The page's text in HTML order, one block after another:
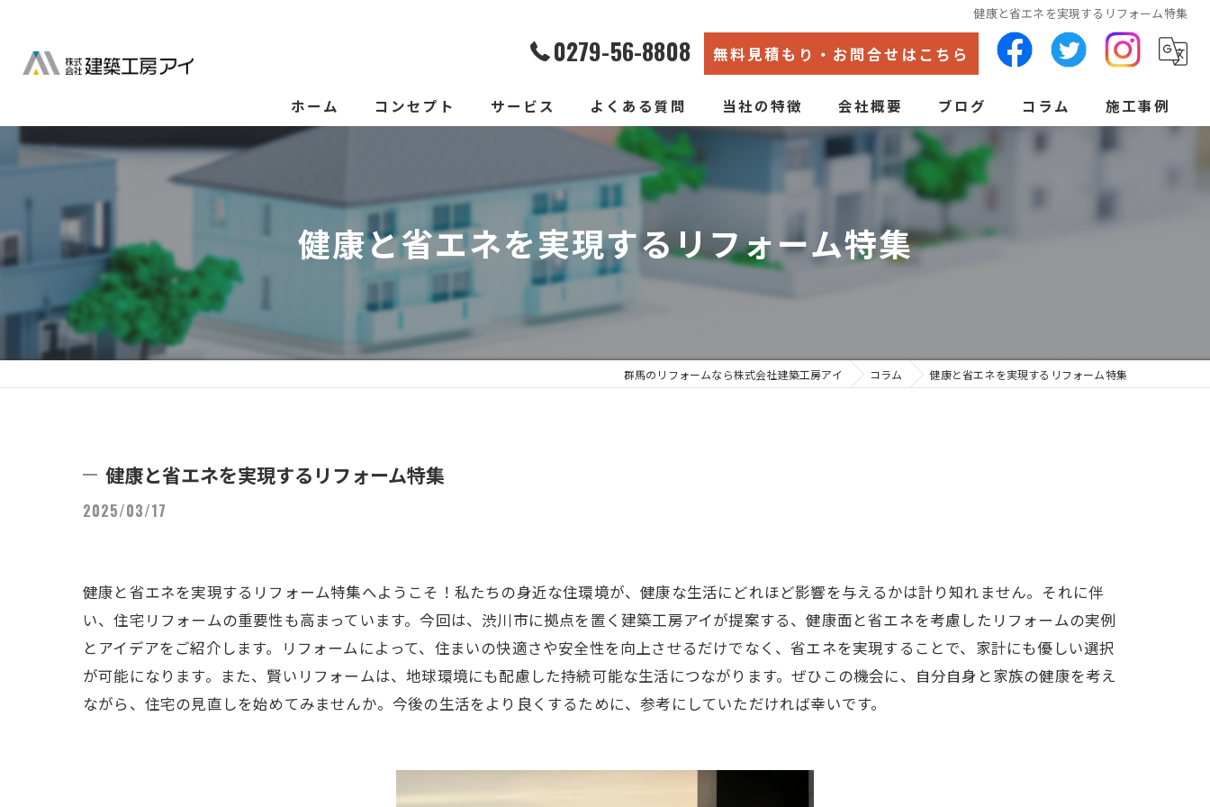
健康と省エネを実現するリフォーム特集
0279-56-8808 無料見積もり・お問合せはこちら
ホーム コンセプト サービス
新築そっくりリフォーム
よくある質問 当社の特徴
水回り
断熱
会社概要
代表あいさつ
ブログ コラム 施工事例
健康と省エネを実現するリフォーム特集
群馬のリフォームなら株式会社建築工房アイ コラム 健康と省エネを実現するリフォーム特集
健康と省エネを実現するリフォーム特集
2025/03/17
健康と省エネを実現するリフォーム特集へようこそ！私たちの身近な住環境が、健康な生活にどれほど影響を与えるかは計り知れません。それに伴
い、住宅リフォームの重要性も高まっています。今回は、渋川市に拠点を置く建築工房アイが提案する、健康面と省エネを考慮したリフォームの実例
とアイデアをご紹介します。リフォームによって、住まいの快適さや安全性を向上させるだけでなく、省エネを実現することで、家計にも優しい選択
が可能になります。また、賢いリフォームは、地球環境にも配慮した持続可能な生活につながります。ぜひこの機会に、自分自身と家族の健康を考え
ながら、住宅の見直しを始めてみませんか。今後の生活をより良くするために、参考にしていただければ幸いです。